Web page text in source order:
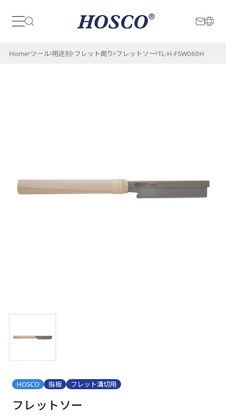
日本 International
Home ツール 用途別 フレット周り フレットソー TL-H-FSW060H
HOSCO 指板 フレット溝切用
フレットソー